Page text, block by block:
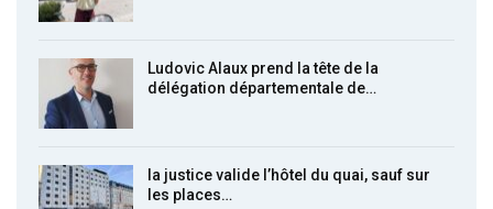
Ludovic Alaux prend la tête de la
délégation départementale de…
la justice valide l’hôtel du quai, sauf sur
les places…